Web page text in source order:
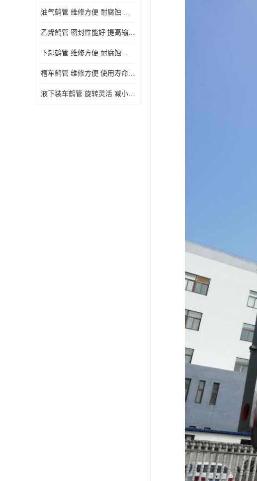
油气鹤管 维修方便 耐腐蚀 耐高温
乙烯鹤管 密封性能好 提高输送效率
下卸鹤管 维修方便 耐腐蚀 耐高温
槽车鹤管 维修方便 使用寿命较长
液下装车鹤管 旋转灵活 减小压力损失